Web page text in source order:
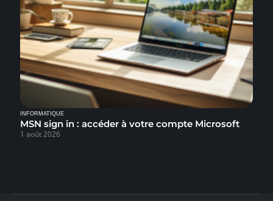
INFORMATIQUE
MSN sign in : accéder à votre compte Microsoft
1 août 2026